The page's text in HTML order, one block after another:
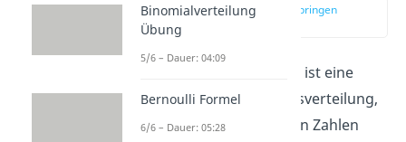
zur Stelle im Video springen
Die Chi Quadrat Verteilung ist eine
stetige Wahrscheinlichkeitsverteilung,
die für alle positiven, reellen Zahlen
Binomialverteilung
Übung
5/6 – Dauer: 04:09
Bernoulli Formel
6/6 – Dauer: 05:28